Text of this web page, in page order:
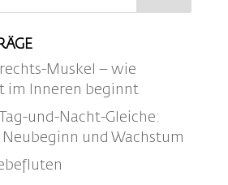
Muskel – wie
im Inneren beginnt
und-Nacht-Gleiche:
und Wachstum